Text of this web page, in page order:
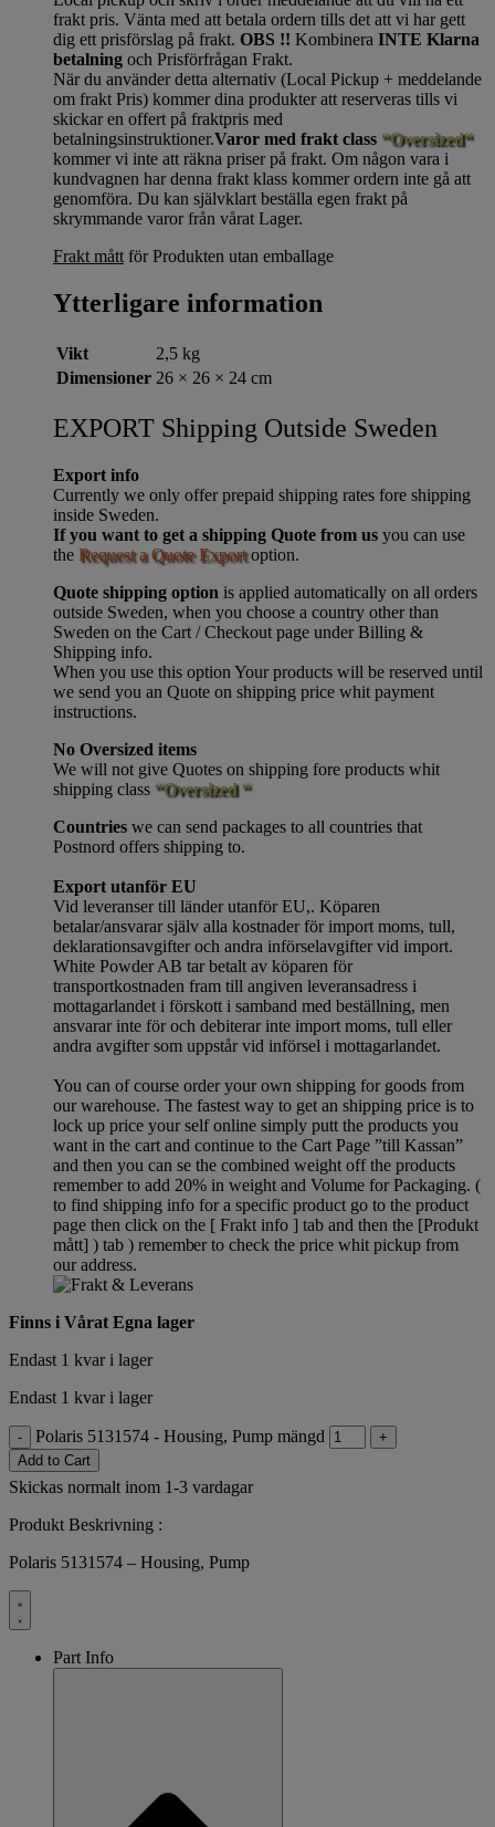
frakt pris. Vänta med att betala ordern tills det att vi har gett
dig ett prisförslag på frakt. OBS !! Kombinera INTE Klarna
betalning och Prisförfrågan Frakt.
När du använder detta alternativ (Local Pickup + meddelande
om frakt Pris) kommer dina produkter att reserveras tills vi
skickar en offert på fraktpris med
betalningsinstruktioner.Varor med frakt class “Oversized“
kommer vi inte att räkna priser på frakt. Om någon vara i
kundvagnen har denna frakt klass kommer ordern inte gå att
genomföra. Du kan självklart beställa egen frakt på
skrymmande varor från vårat Lager.
Frakt mått för Produkten utan emballage
Ytterligare information
Vikt
2,5 kg
Dimensioner 26 × 26 × 24 cm
EXPORT Shipping Outside Sweden
Export info
Currently we only offer prepaid shipping rates fore shipping
inside Sweden.
If you want to get a shipping Quote from us you can use
the Request a Quote Exportoption.
Quote shipping option is applied automatically on all orders
outside Sweden, when you choose a country other than
Sweden on the Cart / Checkout page under Billing &
Shipping info.
When you use this option Your products will be reserved until
we send you an Quote on shipping price whit payment
instructions.
No Oversized items
We will not give Quotes on shipping fore products whit
shipping class “Oversized “
Countries we can send packages to all countries that
Postnord offers shipping to.
Export utanför EU
Vid leveranser till länder utanför EU,. Köparen
betalar/ansvarar själv alla kostnader för import moms, tull,
deklarationsavgifter och andra införselavgifter vid import.
White Powder AB tar betalt av köparen för
transportkostnaden fram till angiven leveransadress i
mottagarlandet i förskott i samband med beställning, men
ansvarar inte för och debiterar inte import moms, tull eller
andra avgifter som uppstår vid införsel i mottagarlandet.
You can of course order your own shipping for goods from
our warehouse. The fastest way to get an shipping price is to
lock up price your self online simply putt the products you
want in the cart and continue to the Cart Page ”till Kassan”
and then you can se the combined weight off the products
remember to add 20% in weight and Volume for Packaging. (
to find shipping info for a specific product go to the product
page then click on the [ Frakt info ] tab and then the [Produkt
mått] ) tab ) rememberto check the price whit pickup from
our address.
Finns i Vårat Egna lager
Endast 1 kvar i lager
Endast 1 kvar i lager
- Polaris 5131574 - Housing, Pump mängd
+
Add to Cart
Skickas normalt inom 1-3 vardagar
Produkt Beskrivning :
Polaris 5131574 – Housing, Pump
Part Info